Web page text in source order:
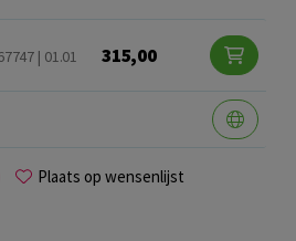
| 01.01
315,00
Plaats op wensenlijst